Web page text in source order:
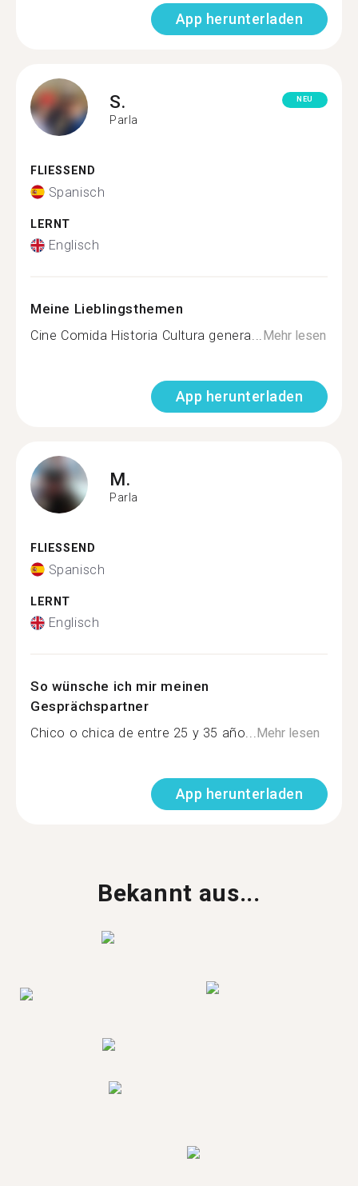
App herunterladen
S.
Parla
NEU
FLIESSEND
Spanisch
LERNT
Englisch
Meine Lieblingsthemen
Cine Comida Historia Cultura genera...Mehr lesen
App herunterladen
M.
Parla
FLIESSEND
Spanisch
LERNT
Englisch
So wünsche ich mir meinen
Gesprächspartner
Chico o chica de entre 25 y 35 año...Mehr lesen
App herunterladen
Bekannt aus...